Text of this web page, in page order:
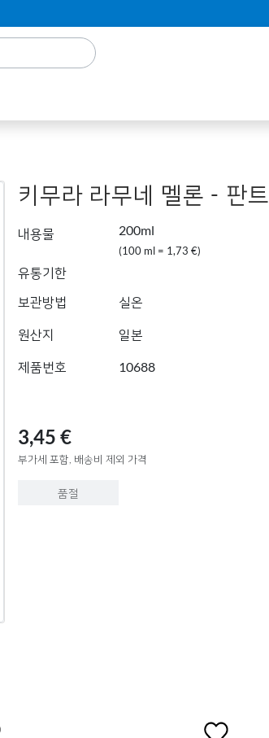
키무라 라무네 멜론 - 판트
내용물 200ml
(100 ml = 1,73 €)
유통기한
보관방법
실온
원산지 일본
제품번호 10688
3,45 €
부가세 포함, 배송비 제외 가격
품절